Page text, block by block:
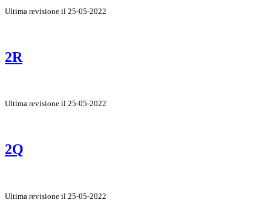
Ultima revisione il 25-05-2022
2R
Ultima revisione il 25-05-2022
2Q
Ultima revisione il 25-05-2022